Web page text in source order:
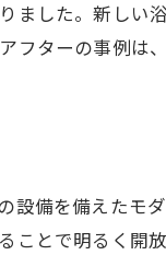
ました。新しい
フターの事例は
設備を備えたモ
ことで明るく開